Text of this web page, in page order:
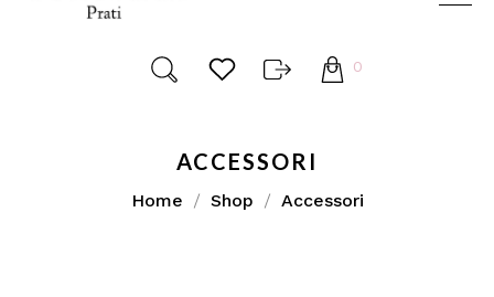
0
ACCESSORI
Home Shop Accessori